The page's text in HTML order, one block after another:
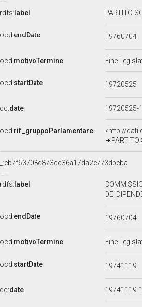
rdfs: label PARTITO
ocd:endDate 19760704
ocd:motivoTermine Fine
ocd:startDate 19720525
dc:date 19720525-
ocd:rif_gruppoParlamentare
<http://
PARTITO
_:eb7f63708d873cc36a17da2e773dbeba
rdfs: label
DEI
ocd:endDate 19760704
ocd:motivoTermine Fine
ocd:startDate 19741119
dc:date 19741119-